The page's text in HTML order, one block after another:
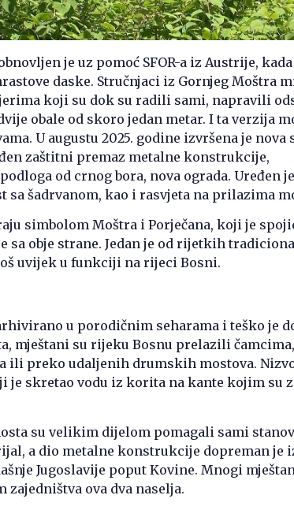
je uz pomoć SFOR-a iz Austrije,
daske. Stručnjaci iz Gornjeg Moštra
koji su dok su radili sami, napravili
obale od skoro jedan metar. I ta verzija
U augustu 2025. godine izvršena je nova
zaštitni premaz metalne konstrukcije,
od crnog bora, nova ograda. Uređen
sa šadrvanom, kao i rasvjeta na prilazima
simbolom Moštra i Porječana, koji je
sa obje strane. Jedan je od rijetkih
uvijek u funkciji na rijeci Bosni.
u porodičnim seharama i teško je
mještani su rijeku Bosnu prelazili čamcima,
ili preko udaljenih drumskih mostova.
je skretao vodu iz korita na kante kojim su
su velikim dijelom pomagali sami
a dio metalne konstrukcije dopreman je
Jugoslavije poput Kovine. Mnogi
zajedništva ova dva naselja.